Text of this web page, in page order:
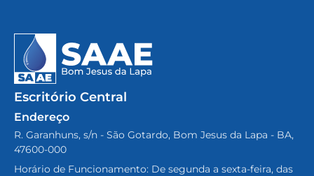
Escritório Central
Endereço
R. Garanhuns, s/n - São Gotardo, Bom Jesus da Lapa - BA,
47600-000
Horário de Funcionamento: De segunda a sexta-feira, das